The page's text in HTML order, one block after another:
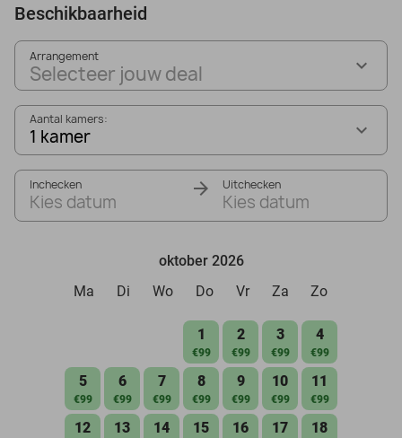
Beschikbaarheid
Arrangement
Selecteer jouw deal
Aantal kamers:
1 kamer
Inchecken
Kies datum
Uitchecken
Kies datum
oktober 2026
Ma
Di Wo Do Vr Za Zo
1
€99
2
€99
3
€99
4
€99
5
€99
6
€99
7
€99
8
€99
9
€99
10
€99
11
€99
12 13 14 15 16 17 18